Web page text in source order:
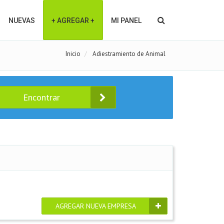
NUEVAS + AGREGAR + MI PANEL
Inicio Adiestramiento de Animal
Encontrar
AGREGAR NUEVA EMPRESA